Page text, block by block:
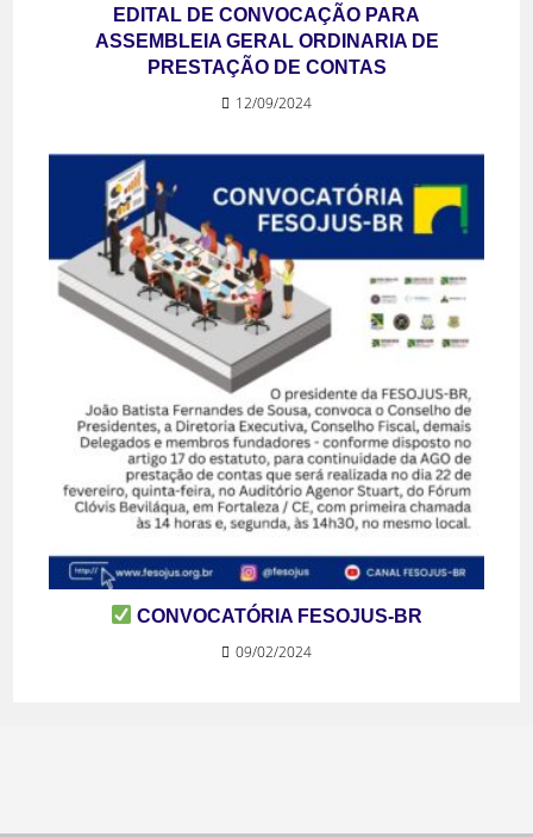
EDITAL DE CONVOCAÇÃO PARA
ASSEMBLEIA GERAL ORDINARIA DE
PRESTAÇÃO DE CONTAS
12/09/2024
CONVOCATÓRIA FESOJUS-BR
09/02/2024